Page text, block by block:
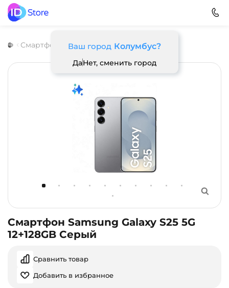
Ваш город Колумбус?
ДаНет, сменить город
Смартфоны Samsung Galaxy S25
Смартфон Samsung Galaxy S25 5G
12+128GB Серый
Сравнить товар
Добавить в избранное